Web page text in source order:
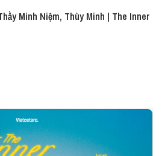
Minh Niệm, Thùy Minh | The Inner